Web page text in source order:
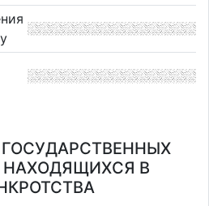
НАХОДЯЩИХСЯ В